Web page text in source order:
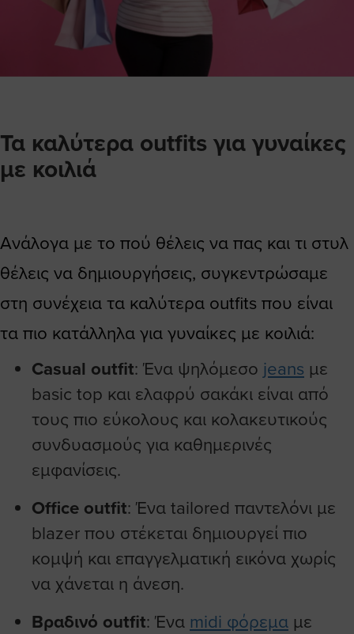
Τα καλύτερα outfits για γυναίκες
με κοιλιά
Ανάλογα με το πού θέλεις να πας και τι στυλ
θέλεις να δημιουργήσεις, συγκεντρώσαμε
στη συνέχεια τα καλύτερα outfits που είναι
τα πιο κατάλληλα για γυναίκες με κοιλιά:
Casual outfit: Ένα ψηλόμεσο jeans με
basic top και ελαφρύ σακάκι είναι από
τους πιο εύκολους και κολακευτικούς
συνδυασμούς για καθημερινές
εμφανίσεις.
Office outfit: Ένα tailored παντελόνι με
blazer που στέκεται δημιουργεί πιο
κομψή και επαγγελματική εικόνα χωρίς
να χάνεται η άνεση.
Βραδινό outfit: Ένα midi φόρεμα με